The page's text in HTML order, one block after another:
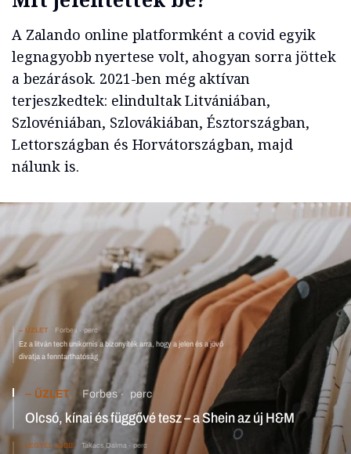
A Zalando online platformként a covid egyik
legnagyobb nyertese volt, ahogyan sorra jöttek
a bezárások. 2021-ben még aktívan
terjeszkedtek: elindultak Litvániában,
Szlovéniában, Szlovákiában, Észtországban,
Lettországban és Horvátországban, majd
nálunk is.
ÜZLET Forbes perc
Ez a litván tech unikornis a bizonyíték arra, hogy a jelen és a jövő
divatja a fenntarthatóság
ÜZLET Forbes perc
Olcsó, kínai és függővé tesz – a Shein az új H&M
LEGYÉL JOBB! Takács Dalma perc